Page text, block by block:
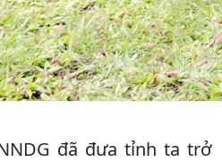
đã đưa tỉnh ta trở